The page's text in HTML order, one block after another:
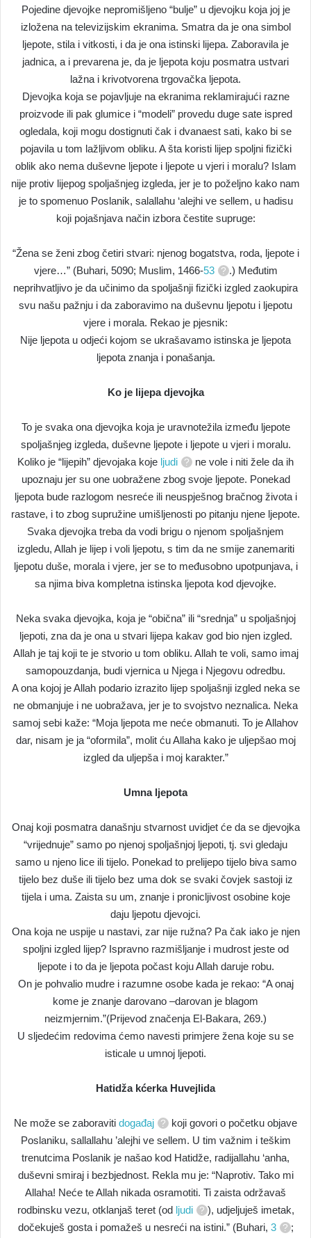
Pojedine djevojke nepromišljeno “bulje” u djevojku koja joj je
izložena na televizijskim ekranima. Smatra da je ona simbol
ljepote, stila i vitkosti, i da je ona istinski lijepa. Zaboravila je
jadnica, a i prevarena je, da je ljepota koju posmatra ustvari
lažna i krivotvorena trgovačka ljepota.
Djevojka koja se pojavljuje na ekranima reklamirajući razne
proizvode ili pak glumice i “modeli” provedu duge sate ispred
ogledala, koji mogu dostignuti čak i dvanaest sati, kako bi se
pojavila u tom lažljivom obliku. A šta koristi lijep spoljni fizički
oblik ako nema duševne ljepote i ljepote u vjeri i moralu? Islam
nije protiv lijepog spoljašnjeg izgleda, jer je to poželjno kako nam
je to spomenuo Poslanik, salallahu ‘alejhi ve sellem, u hadisu
koji pojašnjava način izbora čestite supruge:
“Žena se ženi zbog četiri stvari: njenog bogatstva, roda, ljepote i
vjere…” (Buhari, 5090; Muslim, 1466-53
.) Međutim
neprihvatljivo je da učinimo da spoljašnji fizički izgled zaokupira
svu našu pažnju i da zaboravimo na duševnu ljepotu i ljepotu
vjere i morala. Rekao je pjesnik:
Nije ljepota u odjeći kojom se ukrašavamo istinska je ljepota
ljepota znanja i ponašanja.
Ko je lijepa djevojka
To je svaka ona djevojka koja je uravnotežila između ljepote
spoljašnjeg izgleda, duševne ljepote i ljepote u vjeri i moralu.
Koliko je “lijepih” djevojaka koje ljudi
ne vole i niti žele da ih
upoznaju jer su one uobražene zbog svoje ljepote. Ponekad
ljepota bude razlogom nesreće ili neuspješnog bračnog života i
rastave, i to zbog supružine umišljenosti po pitanju njene ljepote.
Svaka djevojka treba da vodi brigu o njenom spoljašnjem
izgledu, Allah je lijep i voli ljepotu, s tim da ne smije zanemariti
ljepotu duše, morala i vjere, jer se to međusobno upotpunjava, i
sa njima biva kompletna istinska ljepota kod djevojke.
Neka svaka djevojka, koja je “obična” ili “srednja” u spoljašnjoj
ljepoti, zna da je ona u stvari lijepa kakav god bio njen izgled.
Allah je taj koji te je stvorio u tom obliku. Allah te voli, samo imaj
samopouzdanja, budi vjernica u Njega i Njegovu odredbu.
A ona kojoj je Allah podario izrazito lijep spoljašnji izgled neka se
ne obmanjuje i ne uobražava, jer je to svojstvo neznalica. Neka
samoj sebi kaže: “Moja ljepota me neće obmanuti. To je Allahov
dar, nisam je ja “oformila”, molit ću Allaha kako je uljepšao moj
izgled da uljepša i moj karakter.”
Umna ljepota
Onaj koji posmatra današnju stvarnost uvidjet će da se djevojka
“vrijednuje” samo po njenoj spoljašnjoj ljepoti, tj. svi gledaju
samo u njeno lice ili tijelo. Ponekad to prelijepo tijelo biva samo
tijelo bez duše ili tijelo bez uma dok se svaki čovjek sastoji iz
tijela i uma. Zaista su um, znanje i pronicljivost osobine koje
daju ljepotu djevojci.
Ona koja ne uspije u nastavi, zar nije ružna? Pa čak iako je njen
spoljni izgled lijep? Ispravno razmišljanje i mudrost jeste od
ljepote i to da je ljepota počast koju Allah daruje robu.
On je pohvalio mudre i razumne osobe kada je rekao: “A onaj
kome je znanje darovano –darovan je blagom
neizmjernim.”(Prijevod značenja El-Bakara, 269.)
U sljedećim redovima ćemo navesti primjere žena koje su se
isticale u umnoj ljepoti.
Hatidža kćerka Huvejlida
Ne može se zaboraviti događaj
koji govori o početku objave
Poslaniku, sallallahu ’alejhi ve sellem. U tim važnim i teškim
trenutcima Poslanik je našao kod Hatidže, radijallahu ‘anha,
duševni smiraj i bezbjednost. Rekla mu je: “Naprotiv. Tako mi
Allaha! Neće te Allah nikada osramotiti. Ti zaista održavaš
rodbinsku vezu, otklanjaš teret (od ljudi
), udjeljuješ imetak,
dočekuješ gosta i pomažeš u nesreći na istini.” (Buhari, 3
;